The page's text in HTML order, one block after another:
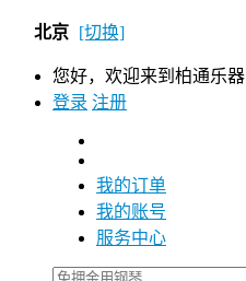
北京 [切换]
您好，欢迎来到柏通乐器
登录 注册
我的订单
我的账号
服务中心